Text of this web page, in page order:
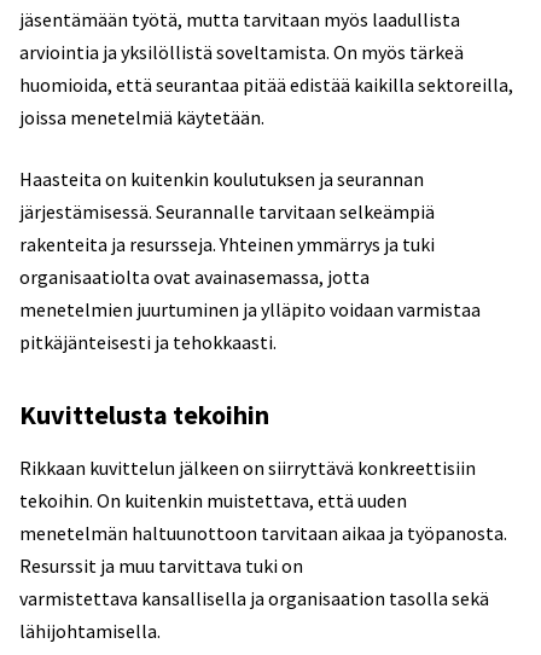
jäsentämään työtä, mutta tarvitaan myös laadullista
arviointia ja yksilöllistä soveltamista. On myös tärkeä
huomioida, että seurantaa pitää edistää kaikilla sektoreilla,
joissa menetelmiä käytetään.
Haasteita on kuitenkin koulutuksen ja seurannan
järjestämisessä. Seurannalle tarvitaan selkeämpiä
rakenteita ja resursseja. Yhteinen ymmärrys ja tuki
organisaatiolta ovat avainasemassa, jotta
menetelmien juurtuminen ja ylläpito voidaan varmistaa
pitkäjänteisesti ja tehokkaasti.
Kuvittelusta tekoihin
Rikkaan kuvittelun jälkeen on siirryttävä konkreettisiin
tekoihin. On kuitenkin muistettava, että uuden
menetelmän haltuunottoon tarvitaan aikaa ja työpanosta.
Resurssit ja muu tarvittava tuki on
varmistettava kansallisella ja organisaation tasolla sekä
lähijohtamisella.